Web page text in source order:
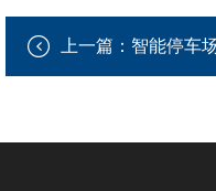
上一篇： 智能停车